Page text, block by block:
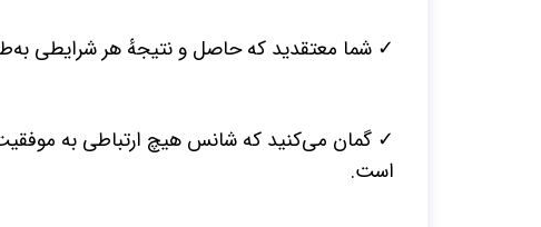
✓ شما معتقدید که حاصل و نتیجهٔ هر شرایطی
✓ گمان می‌کنید که شانس هیچ ارتباطی به
است.